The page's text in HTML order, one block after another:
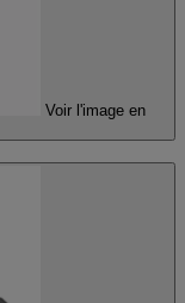
Voir l'image en